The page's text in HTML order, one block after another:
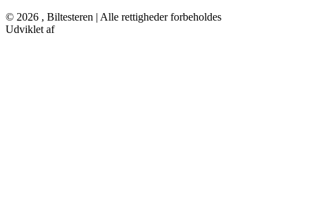
© 2026 , Biltesteren | Alle rettigheder forbeholdes
Udviklet af